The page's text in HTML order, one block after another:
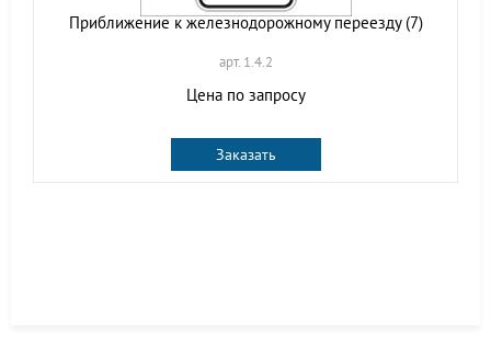
Приближение к железнодорожному переезду (7)
арт. 1.4.2
Цена по запросу
Заказать